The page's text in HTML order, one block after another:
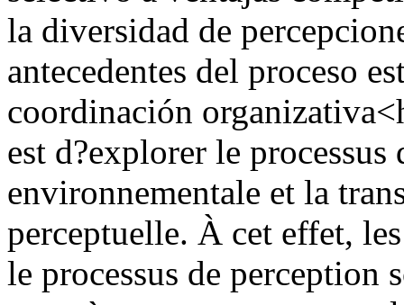
la diversidad de
antecedentes del proceso
coordinación
est d?explorer le
environnementale et la
perceptuelle. À cet effet,
le processus de perception